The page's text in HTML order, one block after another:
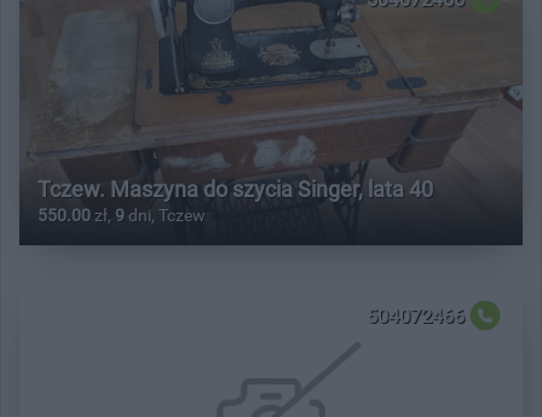
Tczew. Maszyna do szycia Singer, lata 40
550.00 zł, 9 dni, Tczew
504072466